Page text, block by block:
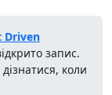
Driven
запис.
коли